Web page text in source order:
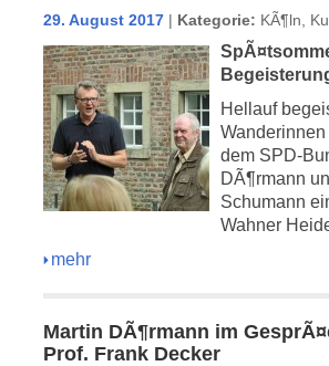
29. August 2017 | Kategorie: KÃ¶ln
Hellauf
dem SPD-
DÃ¶rmann
Schumann
Wahner
mehr
Martin DÃ¶rmann im
Prof. Frank Decker